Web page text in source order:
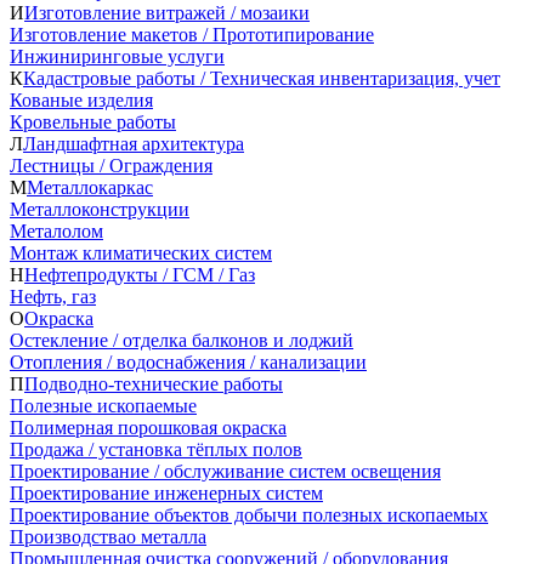
ИИзготовление витражей / мозаики
Изготовление макетов / Прототипирование
Инжиниринговые услуги
ККадастровые работы / Техническая инвентаризация, учет
Кованые изделия
Кровельные работы
ЛЛандшафтная архитектура
Лестницы / Ограждения
ММеталлокаркас
Металлоконструкции
Металолом
Монтаж климатических систем
ННефтепродукты / ГСМ / Газ
Нефть, газ
ООкраска
Остекление / отделка балконов и лоджий
Отопления / водоснабжения / канализации
ППодводно-технические работы
Полезные ископаемые
Полимерная порошковая окраска
Продажа / установка тёплых полов
Проектирование / обслуживание систем освещения
Проектирование инженерных систем
Проектирование объектов добычи полезных ископаемых
Производствао металла
Промышленная очистка сооружений / оборудования